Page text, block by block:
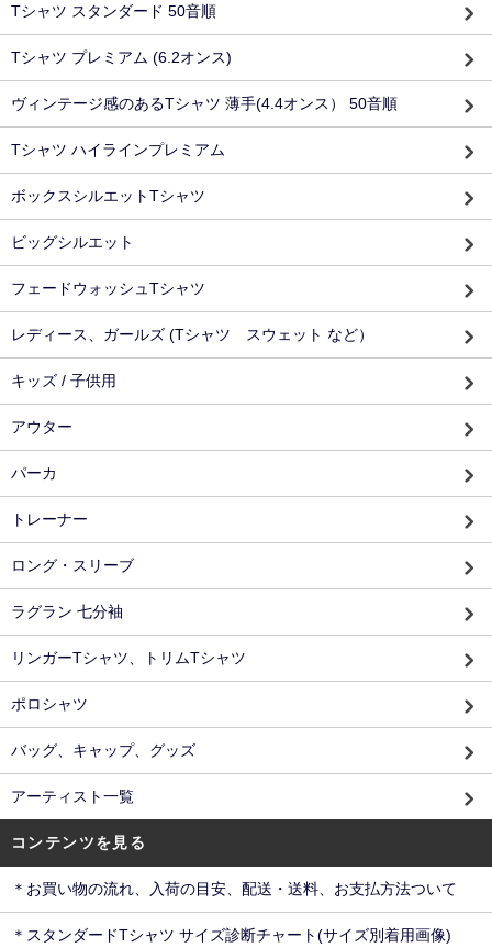
Tシャツ スタンダード 50音順
Tシャツ プレミアム (6.2オンス)
ヴィンテージ感のあるTシャツ 薄手(4.4オンス） 50音順
Tシャツ ハイラインプレミアム
ボックスシルエットTシャツ
ビッグシルエット
フェードウォッシュTシャツ
レディース、ガールズ (Tシャツ スウェット など）
キッズ / 子供用
アウター
パーカ
トレーナー
ロング・スリーブ
ラグラン 七分袖
リンガーTシャツ、トリムTシャツ
ポロシャツ
バッグ、キャップ、グッズ
アーティスト一覧
コンテンツを見る
＊お買い物の流れ、入荷の目安、配送・送料、お支払方法ついて
＊スタンダードTシャツ サイズ診断チャート(サイズ別着用画像)